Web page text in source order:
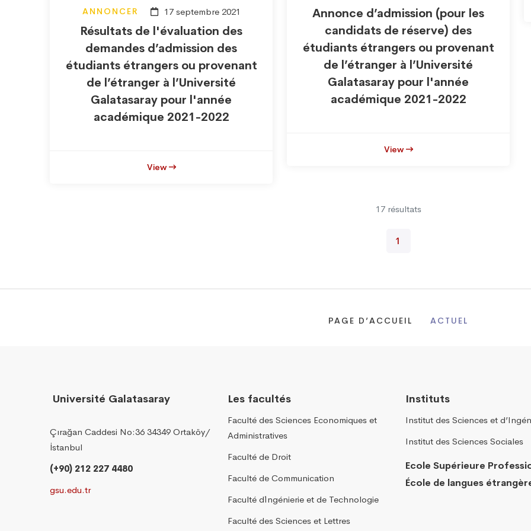
Annonce d’admission (pour les
candidats de réserve) des
étudiants étrangers ou provenant
de l’étranger à l’Université
Galatasaray pour l'année
académique 2021-2022
View
ANNONCER 17 septembre 2021
Résultats de l'évaluation des
demandes d’admission des
étudiants étrangers ou provenant
de l’étranger à l’Université
Galatasaray pour l'année
académique 2021-2022
View
17 résultats
1
PAGE D’ACCUEIL ACTUEL
Université Galatasaray
Çırağan Caddesi No:36 34349 Ortaköy/
İstanbul
(+90) 212 227 4480
gsu.edu.tr
Les facultés
Faculté des Sciences Economiques et
Administratives
Faculté de Droit
Faculté de Communication
Faculté d´Ingénierie et de Technologie
Faculté des Sciences et Lettres
Instituts
Institut des Sciences et
Institut des Sciences Sociales
Ecole Supérieure
École de langues